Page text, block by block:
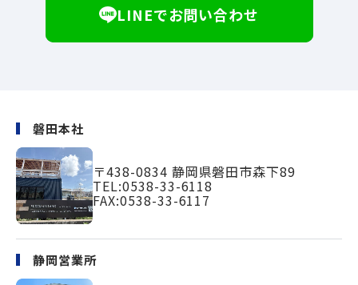
LINEでお問い合わせ
磐田本社
〒438-0834 静岡県磐田市森下89
TEL:0538-33-6118
FAX:0538-33-6117
静岡営業所